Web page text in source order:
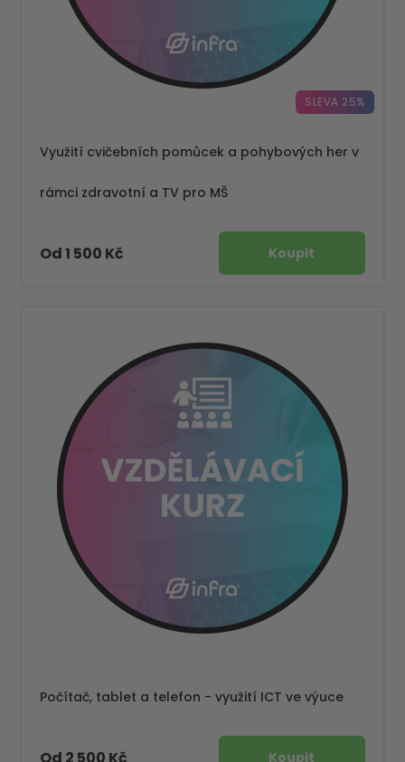
SLEVA 25%
Využití cvičebních pomůcek a pohybových her v
rámci zdravotní a TV pro MŠ
Od 1 500 Kč
Počítač, tablet a telefon - využití ICT ve výuce